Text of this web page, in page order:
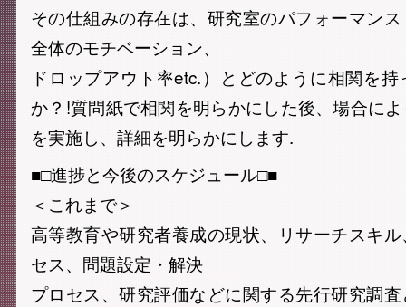
その仕組みの存在は、研究室のパフォーマン
全体のモチベーション、
ドロップアウト率etc.）とどのように相関を
か？!質問紙で相関を明らかにした後、場合に
を実施し、詳細を明らかにします.
■□進捗と今後のスケジュール□■
＜これまで＞
高等教育や研究者養成の現状、リサーチスキ
セス、問題設定・解決
プロセス、研究評価などに関する先行研究調